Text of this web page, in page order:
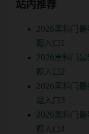
站内推荐
2026黑料门
题入口1
2026黑料门
题入口2
2026黑料门
题入口3
2026黑料门
题入口4